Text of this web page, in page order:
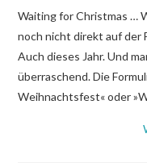
Waiting for Christmas …
noch nicht direkt auf der
Auch dieses Jahr. Und
überraschend. Die
Weihnachtsfest« oder